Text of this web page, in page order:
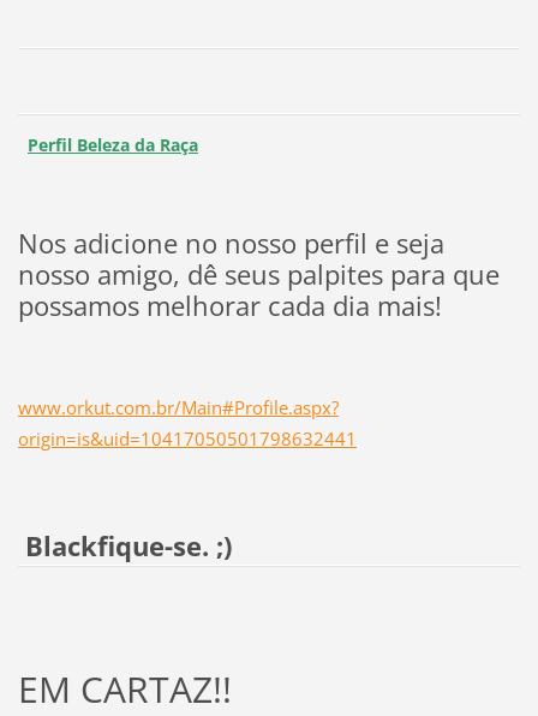
Perfil Beleza da Raça
Nos adicione no nosso perfil e seja
nosso amigo, dê seus palpites para que
possamos melhorar cada dia mais!
www.orkut.com.br/Main#Profile.aspx?
origin=is&uid=10417050501798632441
Blackfique-se. ;)
EM CARTAZ!!